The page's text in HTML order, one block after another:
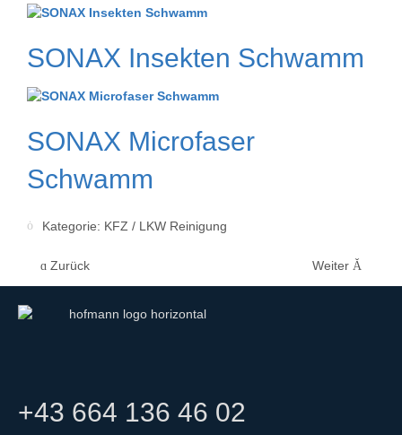
SONAX Insekten Schwamm
SONAX Microfaser
Schwamm
Kategorie: KFZ / LKW Reinigung
Zurück Weiter
+43 664 136 46 02